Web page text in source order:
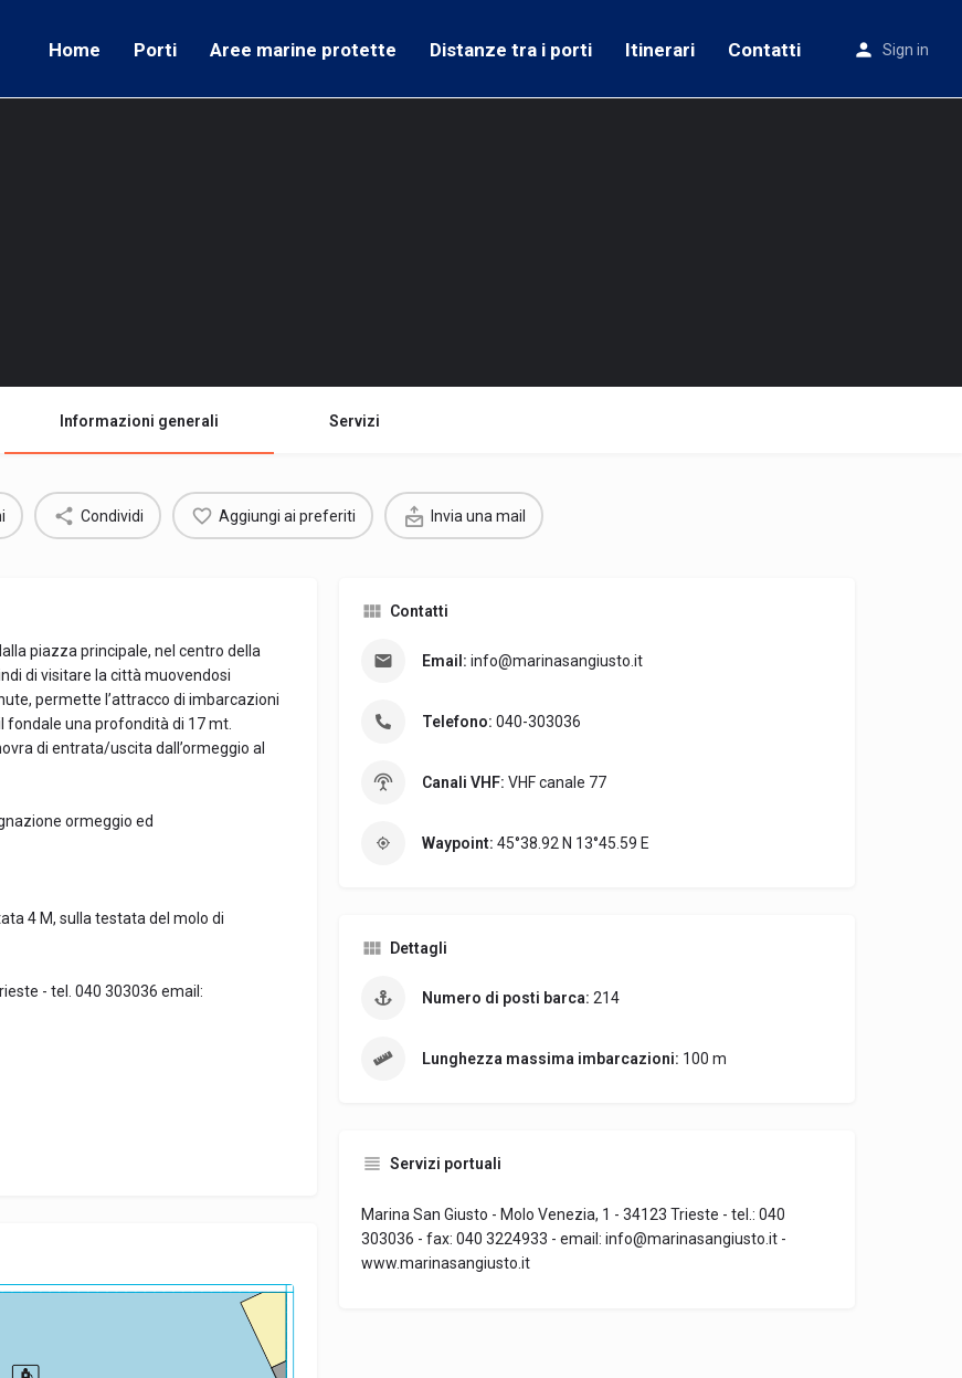
Home Porti Aree marine protette Distanze tra i porti Itinerari Contatti Sign in
Informazioni generali Servizi
Condividi Aggiungi ai preferiti Invia una mail
piazza principale, nel centro della
di visitare la città muovendosi
permette l’attracco di imbarcazioni
fondale una profondità di 17 mt.
di entrata/uscita dall’ormeggio al
ormeggio ed
4 M, sulla testata del molo di
- tel. 040 303036 email:
Contatti
Email: info@marinasangiusto.it
Telefono: 040-303036
Canali VHF: VHF canale 77
Waypoint: 45°38.92 N 13°45.59 E
Dettagli
Numero di posti barca: 214
Lunghezza massima imbarcazioni: 100 m
Servizi portuali
Marina San Giusto - Molo Venezia, 1 - 34123 Trieste - tel.: 040
303036 - fax: 040 3224933 - email: info@marinasangiusto.it -
www.marinasangiusto.it